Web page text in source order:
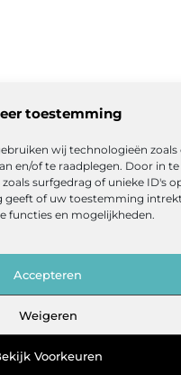
toestemming
wij technologieën
en/of te raadplegen. Door in
surfgedrag of unieke ID's
geeft of uw toestemming
functies en mogelijkheden.
Accepteren
Weigeren
Voorkeuren